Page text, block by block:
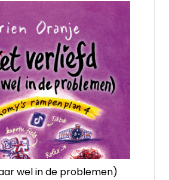
waaronder Ademloos,
en de populaire serie
de
omslagillustratie, perfect in de
wel in de problemen)